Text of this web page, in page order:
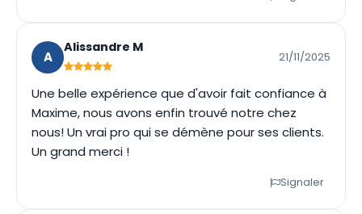
A
Alissandre M
21/11/2025
Une belle expérience que d'avoir fait confiance à
Maxime, nous avons enfin trouvé notre chez
nous! Un vrai pro qui se démène pour ses clients.
Un grand merci !
Signaler